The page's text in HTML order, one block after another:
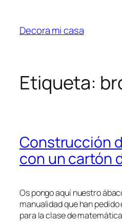
contenido
Decora mi casa
Etiqueta:
Construcción
con un cartón
Os pongo aquí nuestro
manualidad que han
para la clase de